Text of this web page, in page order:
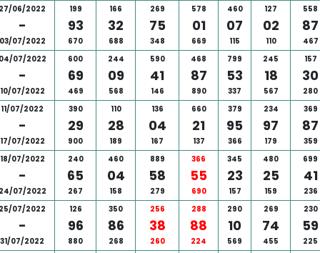
06/2022
-
07/2022
199
93
670
166
32
688
269
75
348
578
01
669
460
07
115
127
02
110
558
87
467
07/2022
-
10/07/2022
600
69
469
244
09
568
590
41
146
468
87
890
799
53
337
245
18
567
157
30
280
11/07/2022
-
17/07/2022
390
29
900
110
28
189
136
04
167
660
21
137
379
95
366
234
97
179
369
87
359
18/07/2022
-
07/2022
240
65
267
460
04
158
889
58
279
366
55
690
345
23
157
480
25
159
699
41
236
07/2022
-
31/07/2022
126
96
880
350
86
268
256
38
260
288
88
224
290
10
569
269
74
455
230
59
225